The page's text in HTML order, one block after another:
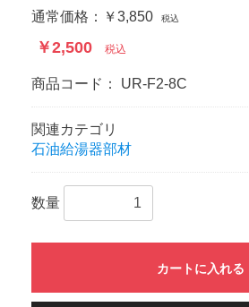
通常価格：￥3,850 税込
￥2,500 税込
商品コード： UR-F2-8C
関連カテゴリ
石油給湯器部材
数量
カートに入れる